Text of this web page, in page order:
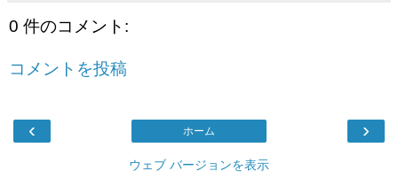
0 件のコメント:
コメントを投稿
‹ ›
ホーム
ウェブ バージョンを表示